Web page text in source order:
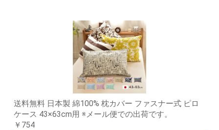
送料無料 日本製 綿100% 枕カバー ファスナー式 ピロ
ケース 43×63cm用 ※メール便での出荷です。
￥754